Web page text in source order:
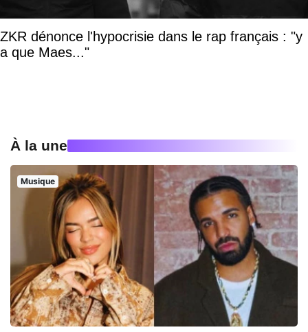
ZKR dénonce l'hypocrisie dans le rap français : "y
a que Maes..."
À la une
Musique